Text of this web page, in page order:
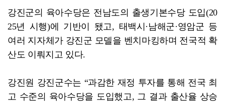
강진군의 육아수당은 전남도의 출생기본수당 도입(20
25년 시행)에 기반이 됐고, 태백시·남해군·영암군 등
여러 지자체가 강진군 모델을 벤치마킹하며 전국적 확
산도 이뤄지고 있다.
강진원 강진군수는 “과감한 재정 투자를 통해 전국 최
고 수준의 육아수당을 도입했고, 그 결과 출산율 상승